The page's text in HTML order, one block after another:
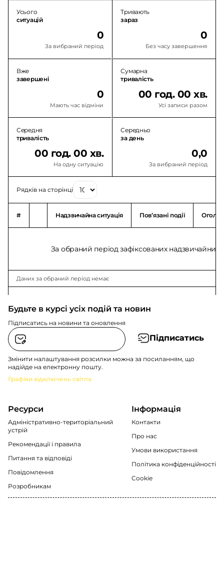
Усього
ситуацій
0
За вибраний період
Тривають
зараз
0
Без часу завершення
Вже
завершені
0
Мають час відміни
Сумарна
тривалість
00 год. 00 хв.
Усі записи разом
Середня
тривалість
00 год. 00 хв.
На одну ситуацію
Середньо
за день
0,0
За вибраний період
Рядків на сторінці
# Надзвичайна ситуація Повʼязані події
За обраний період зафіксованих надзвичайних
Даних за обраний період немає
Будьте в курсі усіх подій та новин
Підписатись на новини та оновлення
Підписатись
Змінити налаштування розсилки можна за посиланням, що
надійде на електронну пошту.
Графіки відключень світла
Ресурси
Адміністративно-територіальний
устрій
Рекомендації i правила
Питання та відповіді
Повідомлення
Розробникам
Інформація
Контакти
Про нас
Умови використання
Політика конфіденційності
Cookie